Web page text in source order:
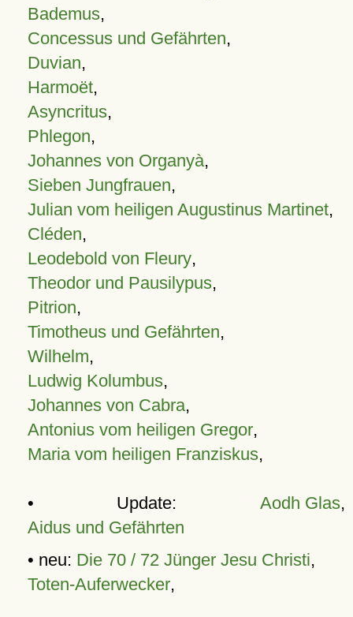
Bademus,
Concessus und Gefährten,
Duvian,
Harmoët,
Asyncritus,
Phlegon,
Johannes von Organyà,
Sieben Jungfrauen,
Julian vom heiligen Augustinus Martinet,
Cléden,
Leodebold von Fleury,
Theodor und Pausilypus,
Pitrion,
Timotheus und Gefährten,
Wilhelm,
Ludwig Kolumbus,
Johannes von Cabra,
Antonius vom heiligen Gregor,
Maria vom heiligen Franziskus,
• Update: Aodh Glas,
Aidus und Gefährten
• neu: Die 70 / 72 Jünger Jesu Christi,
Toten-Auferwecker,